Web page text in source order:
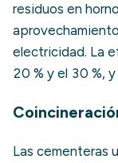
residuos en
electricidad. La
20 % y el 30 %,
Las cementeras